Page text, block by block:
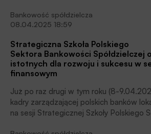
Strategicznej Szkoły Polskiego Sektora
Spółdzielczej. Znaczną część swego
współfinansowaniu tzw. zielonych
spółdzielcami, zarówno na szczeblu
lokalnym.
Bankowość spółdzielcza
08.04.2025 18:59
Strategiczna Szkoła Polskiego
Sektora Bankowości Spółdzielczej
istotnych dla rozwoju i sukcesu w
finansowym
Już po raz drugi w tym roku (8-
kadry zarządzającej polskich banków
na sesji Strategicznej Szkoły Polskiego